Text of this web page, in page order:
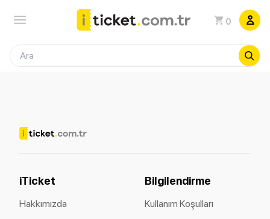
0
iTicket
Hakkımızda
Bilgilendirme
Kullanım Koşulları